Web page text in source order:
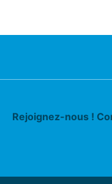
Rejoignez-nous !